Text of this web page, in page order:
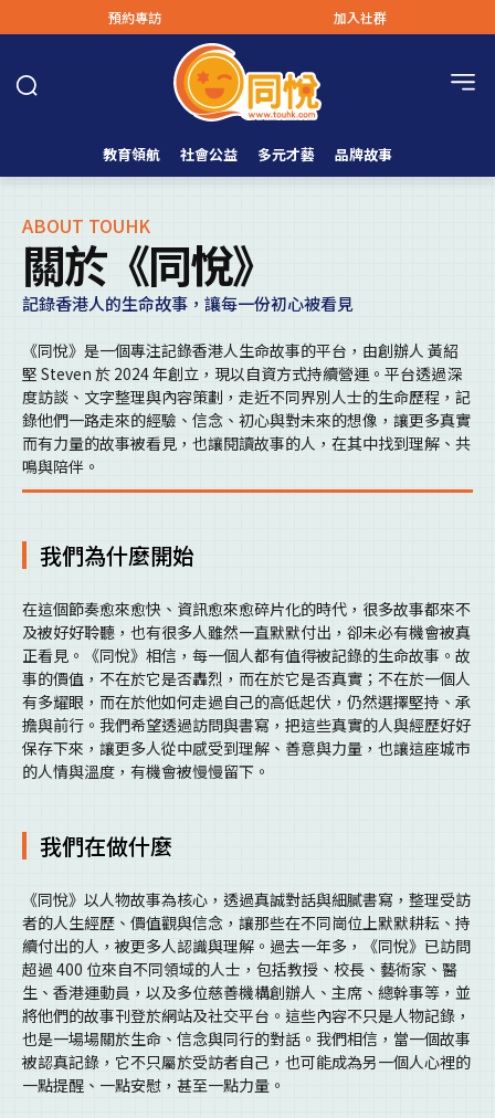
預約專訪 加入社群
教育領航 社會公益 多元才藝 品牌故事
ABOUT TOUHK
關於《同悅》
記錄香港人的生命故事，讓每一份初心被看見
《同悅》是一個專注記錄香港人生命故事的平台，由創辦人 黃紹
堅 Steven 於 2024 年創立，現以自資方式持續營運。平台透過深
度訪談、文字整理與內容策劃，走近不同界別人士的生命歷程，記
錄他們一路走來的經驗、信念、初心與對未來的想像，讓更多真實
而有力量的故事被看見，也讓閱讀故事的人，在其中找到理解、共
鳴與陪伴。
我們為什麼開始
在這個節奏愈來愈快、資訊愈來愈碎片化的時代，很多故事都來不
及被好好聆聽，也有很多人雖然一直默默付出，卻未必有機會被真
正看見。《同悅》相信，每一個人都有值得被記錄的生命故事。故
事的價值，不在於它是否轟烈，而在於它是否真實；不在於一個人
有多耀眼，而在於他如何走過自己的高低起伏，仍然選擇堅持、承
擔與前行。我們希望透過訪問與書寫，把這些真實的人與經歷好好
保存下來，讓更多人從中感受到理解、善意與力量，也讓這座城市
的人情與溫度，有機會被慢慢留下。
我們在做什麼
《同悅》以人物故事為核心，透過真誠對話與細膩書寫，整理受訪
者的人生經歷、價值觀與信念，讓那些在不同崗位上默默耕耘、持
續付出的人，被更多人認識與理解。過去一年多，《同悅》已訪問
超過 400 位來自不同領域的人士，包括教授、校長、藝術家、醫
生、香港運動員，以及多位慈善機構創辦人、主席、總幹事等，並
將他們的故事刊登於網站及社交平台。這些內容不只是人物記錄，
也是一場場關於生命、信念與同行的對話。我們相信，當一個故事
被認真記錄，它不只屬於受訪者自己，也可能成為另一個人心裡的
一點提醒、一點安慰，甚至一點力量。